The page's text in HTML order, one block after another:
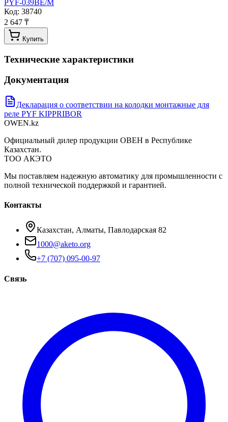
PYF-039BE/M
Код: 38740
2 647 ₸
Купить
Технические характеристики
Документация
Декларация о соответствии на колодки монтажные для
реле PYF KIPPRIBOR
OWEN.kz
Официальный дилер продукции ОВЕН в Республике
Казахстан.
ТОО АКЭТО
Мы поставляем надежную автоматику для промышленности с
полной технической поддержкой и гарантией.
Контакты
Казахстан, Алматы, Павлодарская 82
1000@aketo.org
+7 (707) 095-00-97
Связь